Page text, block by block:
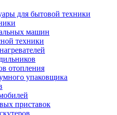
для бытовой техники
машин
техники
отопления
упаковщика
приставок